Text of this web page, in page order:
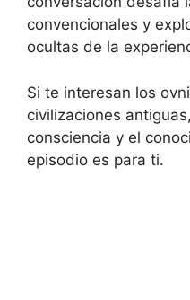
convencionales y
ocultas de la
Si te interesan los
civilizaciones
consciencia y el
episodio es para ti.